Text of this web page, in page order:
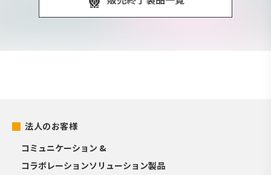
法人のお客様
コミュニケーション &
コラボレーションソリューション製品